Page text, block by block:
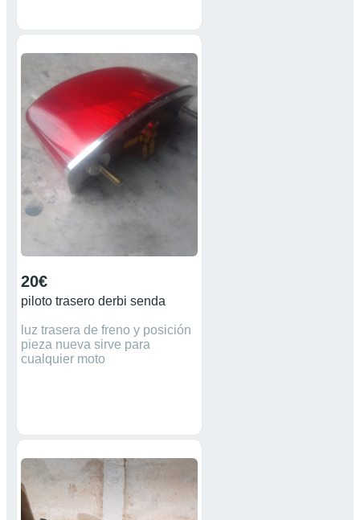
20€
piloto trasero derbi senda
luz trasera de freno y posición
pieza nueva sirve para
cualquier moto